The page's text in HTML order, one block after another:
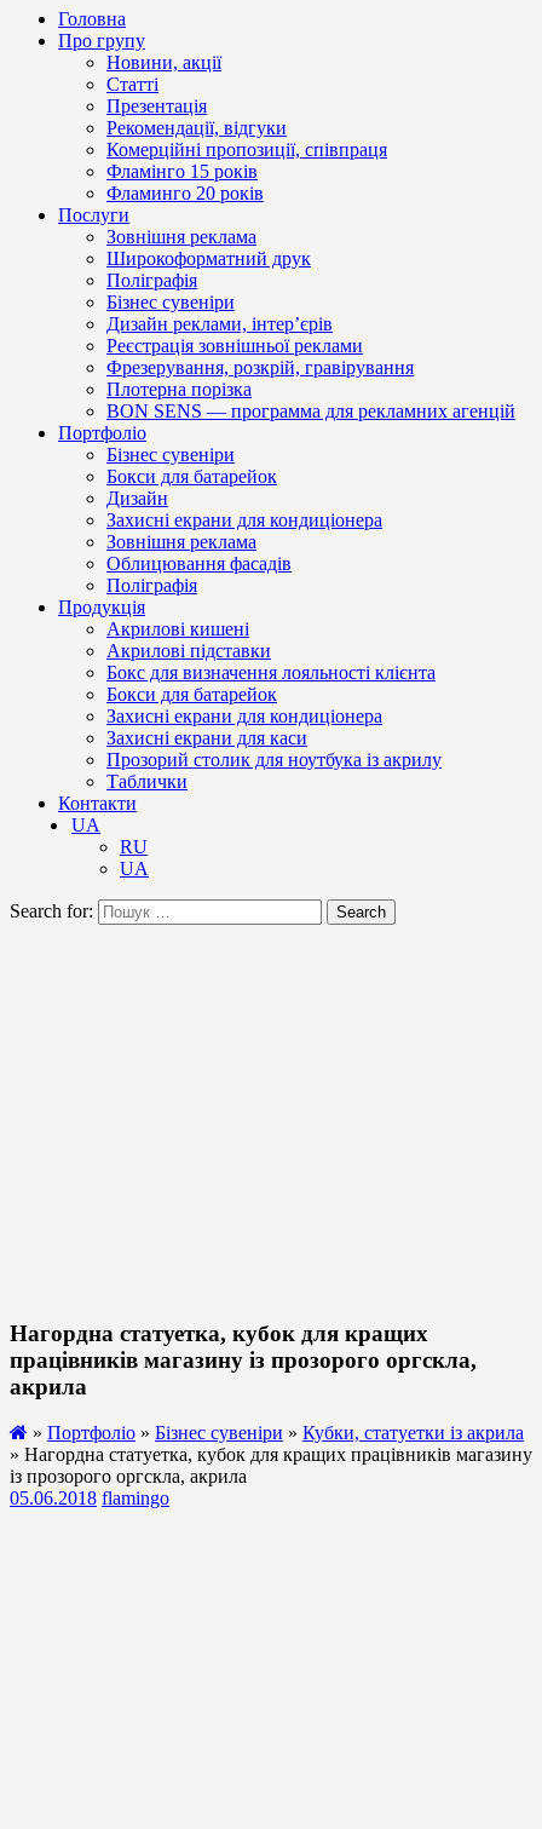
Головна
Про групу
Новини, акції
Статті
Презентація
Рекомендації, відгуки
Комерційні пропозиції, співпраця
Фламінго 15 років
Фламинго 20 років
Послуги
Зовнішня реклама
Широкоформатний друк
Поліграфія
Бізнес сувеніри
Дизайн реклами, інтер’єрів
Реєстрація зовнішньої реклами
Фрезерування, розкрій, гравірування
Плотерна порізка
BON SENS — программа для рекламних агенцій
Портфоліо
Бізнес сувеніри
Бокси для батарейок
Дизайн
Захисні екрани для кондиціонера
Зовнішня реклама
Облицювання фасадів
Поліграфія
Продукція
Акрилові кишені
Акрилові підставки
Бокс для визначення лояльності клієнта
Бокси для батарейок
Захисні екрани для кондиціонера
Захисні екрани для каси
Прозорий столик для ноутбука із акрилу
Таблички
Контакти
UA
RU
UA
Search for: Search
Нагордна статуетка, кубок для кращих
працівників магазину із прозорого оргскла,
акрила
» Портфоліо » Бізнес сувеніри » Кубки, статуетки із акрила
» Нагордна статуетка, кубок для кращих працівників магазину
із прозорого оргскла, акрила
05.06.2018 flamingo